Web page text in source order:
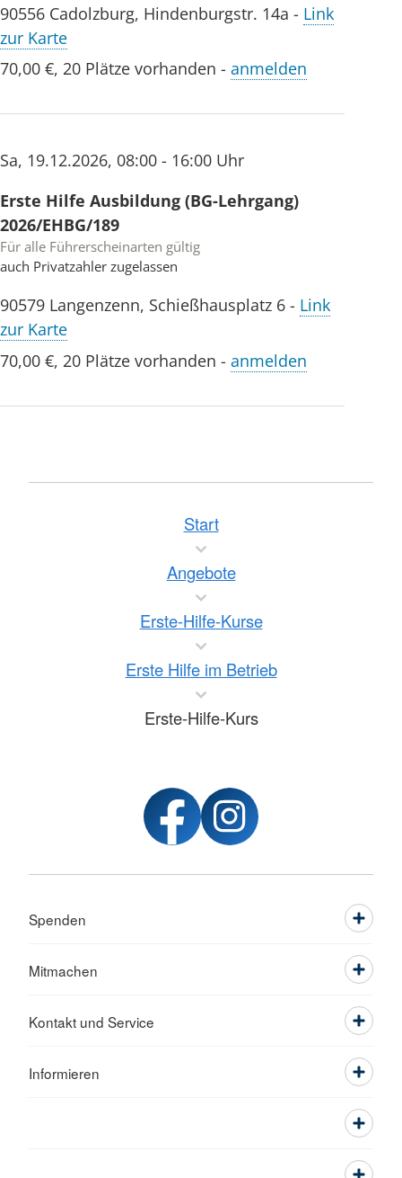
90556 Cadolzburg, Hindenburgstr. 14a - Link
zur Karte
70,00 €, 20 Plätze vorhanden - anmelden
Sa, 19.12.2026, 08:00 - 16:00 Uhr
Erste Hilfe Ausbildung (BG-Lehrgang)
2026/EHBG/189
Für alle Führerscheinarten gültig
auch Privatzahler zugelassen
90579 Langenzenn, Schießhausplatz 6 - Link
zur Karte
70,00 €, 20 Plätze vorhanden - anmelden
Start
Angebote
Erste-Hilfe-Kurse
Erste Hilfe im Betrieb
Erste-Hilfe-Kurs
Spenden
Mitmachen
Kontakt und Service
Informieren